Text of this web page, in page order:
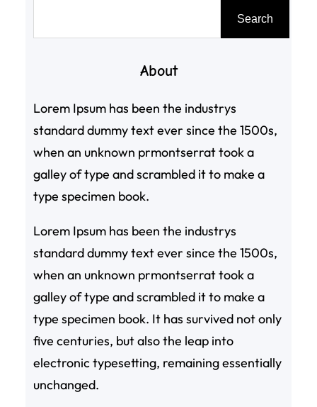
Search
About
Lorem Ipsum has been the industrys
standard dummy text ever since the 1500s,
when an unknown prmontserrat took a
galley of type and scrambled it to make a
type specimen book.
Lorem Ipsum has been the industrys
standard dummy text ever since the 1500s,
when an unknown prmontserrat took a
galley of type and scrambled it to make a
type specimen book. It has survived not only
five centuries, but also the leap into
electronic typesetting, remaining essentially
unchanged.